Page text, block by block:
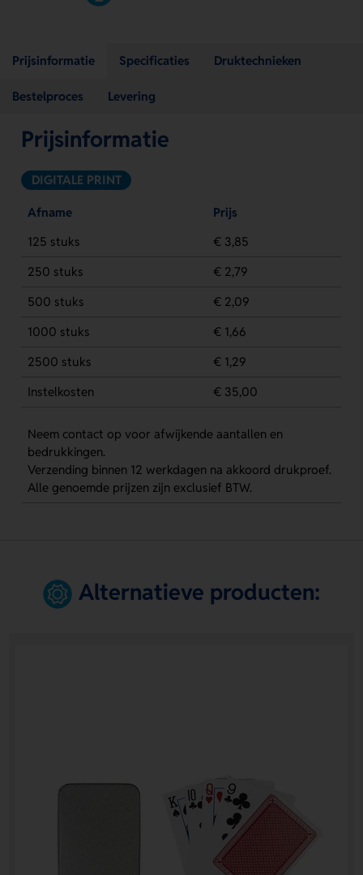
Prijsinformatie Specificaties Druktechnieken
Bestelproces Levering
Prijsinformatie
DIGITALE PRINT
Afname
Prijs
125 stuks
€ 3,85
250 stuks
€ 2,79
500 stuks
€ 2,09
1000 stuks
€ 1,66
2500 stuks
€ 1,29
Instelkosten
€ 35,00
Neem contact op voor afwijkende aantallen en
bedrukkingen.
Verzending binnen 12 werkdagen na akkoord drukproef.
Alle genoemde prijzen zijn exclusief BTW.
Alternatieve producten: